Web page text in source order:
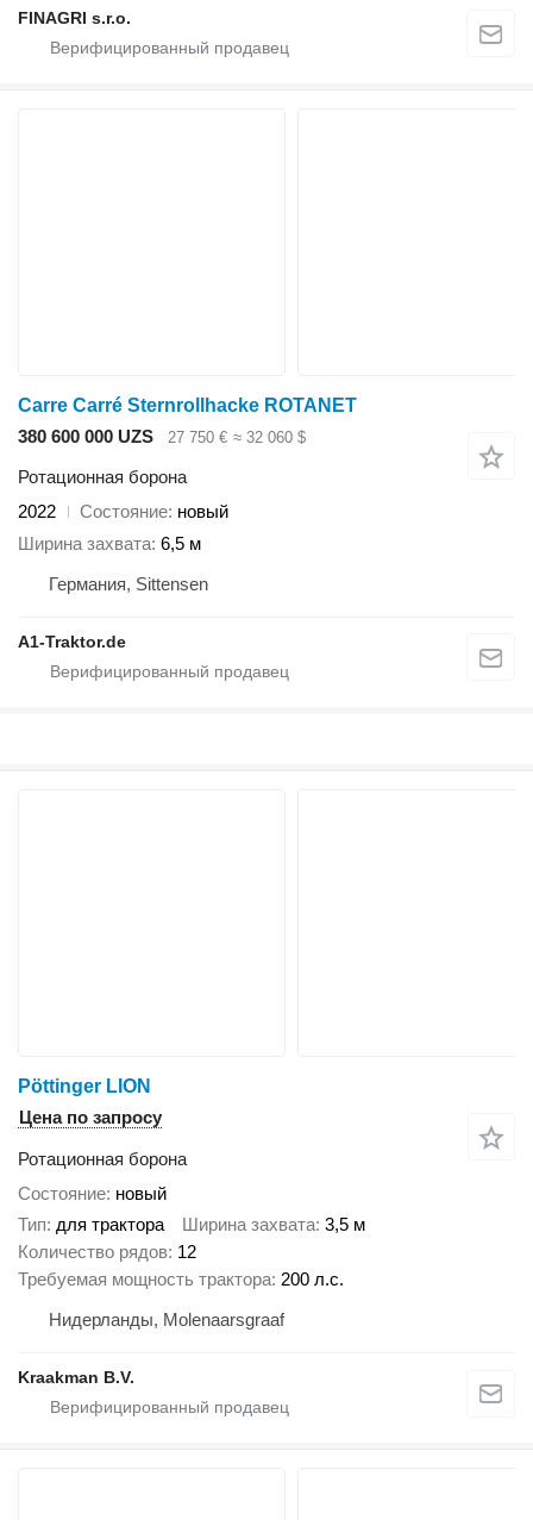
FINAGRI s.r.o.
Carre Carré Sternrollhacke ROTANET
380 600 000 UZS
27 750 € ≈ 32 060 $
Ротационная борона
2022
Состояние новый
Ширина захвата 6,5 м
Германия, Sittensen
A1-Traktor.de
Pöttinger LION
Цена по запросу
Ротационная борона
Состояние новый
Тип для трактора Ширина захвата 3,5 м
Количество рядов 12
Требуемая мощность трактора 200 л.с.
Нидерланды, Molenaarsgraaf
Kraakman B.V.